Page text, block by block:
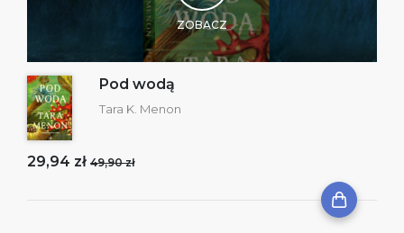
ZOBACZ
Pod wodą
Tara K. Menon
29,94 zł 49,90 zł